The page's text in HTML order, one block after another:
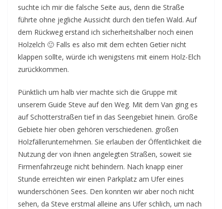
suchte ich mir die falsche Seite aus, denn die Straße
führte ohne jegliche Aussicht durch den tiefen Wald. Auf
dem Rückweg erstand ich sicherheitshalber noch einen
Holzelch 🙂 Falls es also mit dem echten Getier nicht
klappen sollte, würde ich wenigstens mit einem Holz-Elch
zurückkommen.
Pünktlich um halb vier machte sich die Gruppe mit
unserem Guide Steve auf den Weg. Mit dem Van ging es
auf Schotterstraßen tief in das Seengebiet hinein. Große
Gebiete hier oben gehören verschiedenen. großen
Holzfällerunternehmen. Sie erlauben der Öffentlichkeit die
Nutzung der von ihnen angelegten Straßen, soweit sie
Firmenfahrzeuge nicht behindern. Nach knapp einer
Stunde erreichten wir einen Parkplatz am Ufer eines
wunderschönen Sees. Den konnten wir aber noch nicht
sehen, da Steve erstmal alleine ans Ufer schlich, um nach